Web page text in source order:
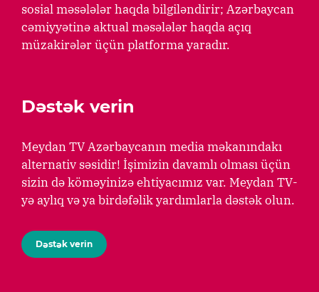
sosial məsələlər haqda bilgiləndirir; Azərbaycan
cəmiyyətinə aktual məsələlər haqda açıq
müzakirələr üçün platforma yaradır.
Dəstək verin
Meydan TV Azərbaycanın media məkanındakı
alternativ səsidir! İşimizin davamlı olması üçün
sizin də köməyinizə ehtiyacımız var. Meydan TV-
yə aylıq və ya birdəfəlik yardımlarla dəstək olun.
Dəstək verin